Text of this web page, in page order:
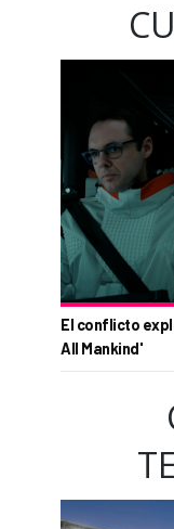
El conflicto
All Mankind'